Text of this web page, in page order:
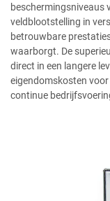
beschermingsniveaus
veldblootstelling in
betrouwbare
waarborgt. De
direct in een langere
eigendomskosten
continue